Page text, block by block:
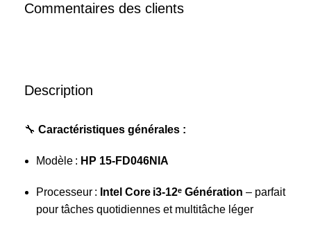
Description
🔧 Caractéristiques générales :
Modèle : HP 15‑FD046NIA
Processeur : Intel Core i3‑12ᵉ Génération – parfait
pour tâches quotidiennes et multitâche léger
Commentaires des clients